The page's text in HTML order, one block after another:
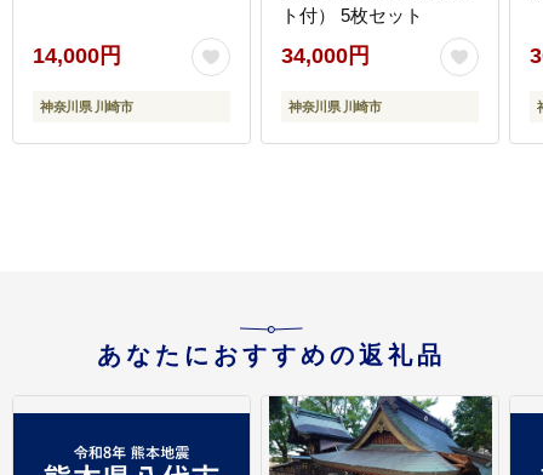
14,000円
神奈川県 川崎市
ト付） 5枚セット
34,000円
神奈川県 川崎市
あなたにおすすめの返礼品